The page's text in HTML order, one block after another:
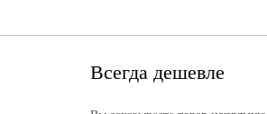
Всегда дешевле